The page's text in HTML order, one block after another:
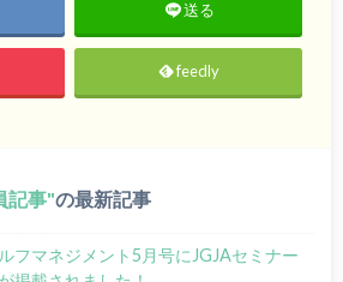
送る
feedly
記事 の最新記事
フマネジメント5月号にJGJAセミナー